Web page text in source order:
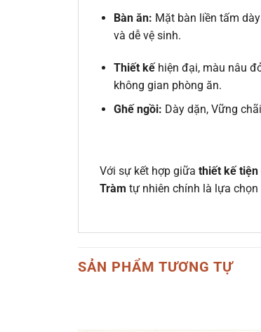
Bàn ăn: Mặt bàn liền tấm
và dễ vệ sinh.
Thiết kế hiện đại, màu nâu
không gian phòng ăn.
Ghế ngồi: Dày dặn, Vững
Với sự kết hợp giữa thiết kế tiện
Tràm tự nhiên chính là lựa
SẢN PHẨM TƯƠNG TỰ